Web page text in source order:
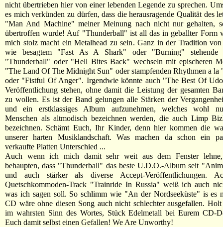
nicht übertrieben hier von einer lebenden Legende zu sprechen.
es mich verkünden zu dürfen, dass die herausragende Qualität des
"Man And Machine" meiner Meinung nach nicht nur gehalten,
übertroffen wurde! Auf "Thunderball" ist all das in geballter Form
mich stolz macht ein Metalhead zu sein. Ganz in der Tradition
wie besagtem "Fast As A Shark" oder "Burning" stehende
"Thunderball" oder "Hell Bites Back" wechseln mit epischeren
"The Land Of The Midnight Sun" oder stampfenden Rhythmen a
oder "Fistful Of Anger". Irgendwie könnte auch "The Best Of
Veröffentlichung stehen, ohne damit die Leistung der gesamten
zu wollen. Es ist der Band gelungen alle Stärken der
und ein erstklassiges Album aufzunehmen, welches wohl
Menschen als altmodisch bezeichnen werden, die auch Limp
bezeichnen. Schämt Euch, Ihr Kinder, denn hier kommen die
unserer harten Musiklandschaft. Was machen da schon ein
verkaufte Platten Unterschied ...
Auch wenn ich mich damit sehr weit aus dem Fenster
behaupten, dass "Thunderball" das beste U.D.O.-Album seit
und auch stärker als diverse Accept-Veröffentlichungen.
Quetschkommoden-Track "Trainride In Russia" weiß ich auch
was ich sagen soll. So schlimm wie "An der Nordseeküste" is es
CD wäre ohne diesen Song auch nicht schlechter ausgefallen. Holt
im wahrsten Sinn des Wortes, Stück Edelmetall bei Eurem CD-
Euch damit selbst einen Gefallen! We Are Unworthy!